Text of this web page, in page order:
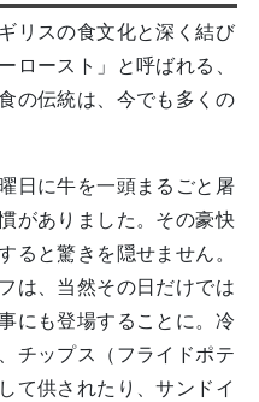
リスの食文化と深く結び
ロースト」と呼ばれる、
の伝統は、今でも多くの
日に牛を一頭まるごと屠
がありました。その豪快
ると驚きを隠せません。
は、当然その日だけでは
にも登場することに。冷
チップス（フライドポテ
て供されたり、サンドイ